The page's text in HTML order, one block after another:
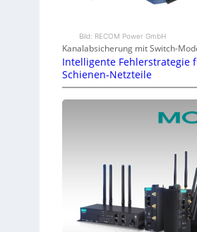
Bild: RECOM Power GmbH
Kanalabsicherung mit Switch-
Intelligente Fehlerstrategie
Schienen-Netzteile